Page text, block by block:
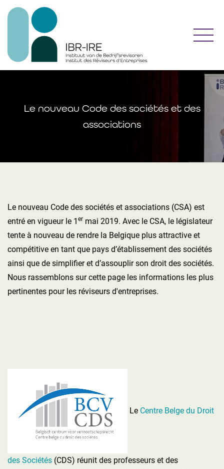
Le nouveau Code des sociétés et des
associations
Le nouveau Code des sociétés et associations (CSA) est
entré en vigueur le 1 er mai 2019. Avec le CSA, le législateur
tente à nouveau de rendre la Belgique plus attractive et
compétitive en tant que pays d’établissement des sociétés
ainsi que de simplifier et d’assouplir son droit des sociétés.
Nous rassemblons sur cette page les informations les plus
pertinentes pour les réviseurs d'entreprises.
Le Centre Belge du Droit
des Sociétés (CDS) réunit des professeurs et des